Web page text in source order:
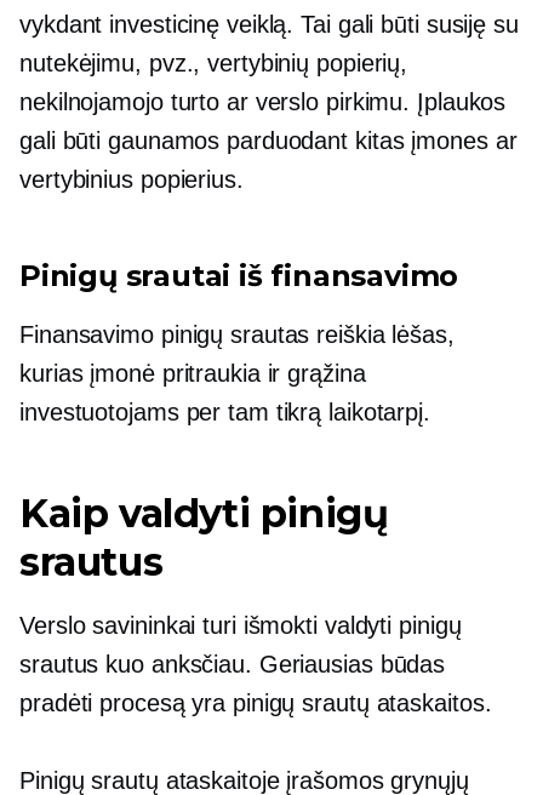
vykdant investicinę veiklą. Tai gali būti susiję su
nutekėjimu, pvz., vertybinių popierių,
nekilnojamojo turto ar verslo pirkimu. Įplaukos
gali būti gaunamos parduodant kitas įmones ar
vertybinius popierius.
Pinigų srautai iš finansavimo
Finansavimo pinigų srautas reiškia lėšas,
kurias įmonė pritraukia ir grąžina
investuotojams per tam tikrą laikotarpį.
Kaip valdyti pinigų
srautus
Verslo savininkai turi išmokti valdyti pinigų
srautus kuo anksčiau. Geriausias būdas
pradėti procesą yra pinigų srautų ataskaitos.
Pinigų srautų ataskaitoje įrašomos grynųjų